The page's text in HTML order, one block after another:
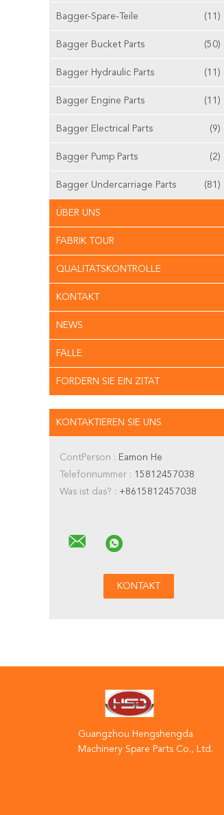
Bagger-Spare-Teile (11)
Bagger Bucket Parts (50)
Bagger Hydraulic Parts (11)
Bagger Engine Parts (11)
Bagger Electrical Parts (9)
Bagger Pump Parts (2)
Bagger Undercarriage Parts (81)
ÜBER UNS
FABRIK TOUR
QUALITÄTSKONTROLLE
KONTAKT
NEWS
FÄLLE
FORDERN SIE EIN ZITAT
KONTAKTIEREN SIE UNS
ContPerson : Eamon He
Telefonnummer : 15812457038
Was ist das? : +8615812457038
Guangzhou Hengshengda
Machinery Spare Parts Co., Ltd.